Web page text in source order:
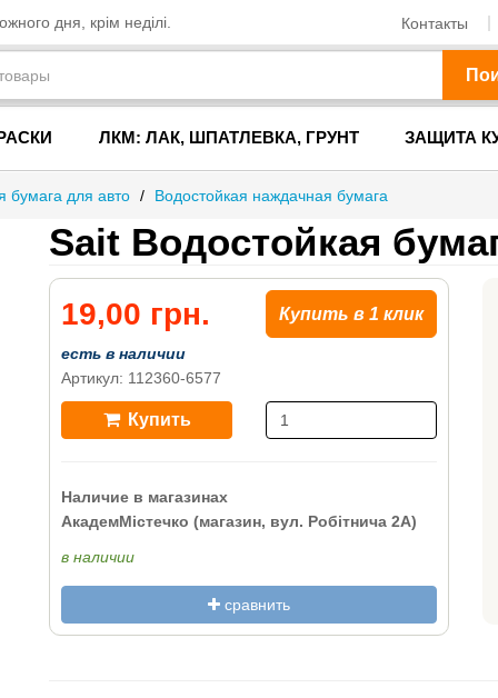
дня, крім неділі. Контакты
ЛКМ: ЛАК, ШПАТЛЕВКА, ГРУНТ ЗАЩИТА
бумага для авто / Водостойкая наждачная бумага
Sait Водостойкая
19,00 грн. Купить в 1 клик
есть в наличии
Артикул: 112360-6577
Купить
Наличие в магазинах
АкадемМістечко (магазин, вул. Робітнича 2А)
в наличии
сравнить